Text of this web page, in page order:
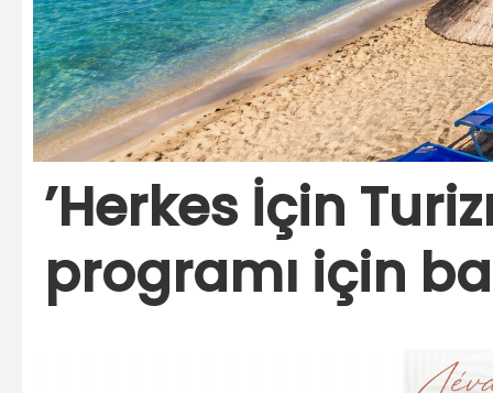
’Herkes İçin
programı için